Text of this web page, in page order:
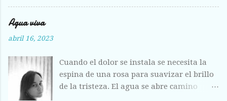
llanura plumosa. Raídas las alas como
el fruto de la herida corriendo calle abajo.
Agua viva
abril 16, 2023
Cuando el dolor se instala se necesita la
espina de una rosa para suavizar el brillo
de la tristeza. El agua se abre camino